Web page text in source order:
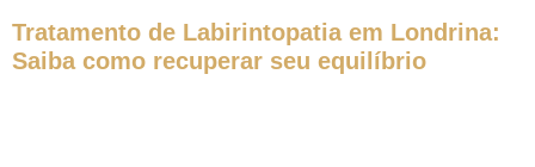
Tratamento de Labirintopatia em Londrina:
Saiba como recuperar seu equilíbrio